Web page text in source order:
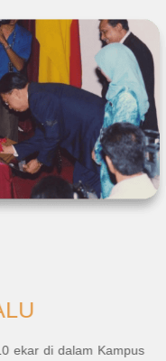
ekar di dalam Kampus